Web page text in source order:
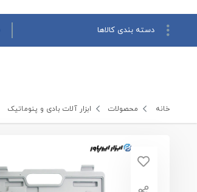
دسته بندی کالاها
ابزار های دستی
خانه محصولات ابزار آلات بادی و پنوماتیک